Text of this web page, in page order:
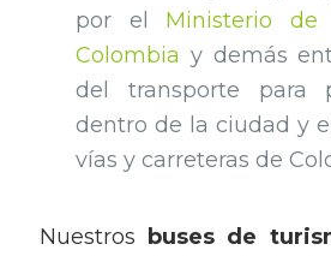
por el Ministerio de
Colombia y demás
del transporte para
dentro de la ciudad y
vías y carreteras de
Nuestros buses de